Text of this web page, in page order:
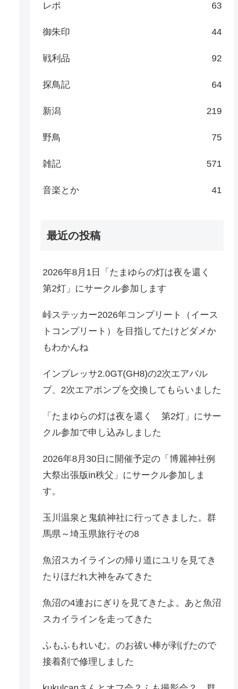
レポ 63
御朱印 44
戦利品 92
探鳥記 64
新潟 219
野鳥 75
雑記 571
音楽とか 41
最近の投稿
2026年8月1日「たまゆらの灯は夜を還く
第2灯」にサークル参加します
峠ステッカー2026年コンプリート（イース
トコンプリート）を目指してたけどダメか
もわかんね
インプレッサ2.0GT(GH8)の2次エアバル
ブ、2次エアポンプを交換してもらいました
「たまゆらの灯は夜を還く 第2灯」にサー
クル参加で申し込みしました
2026年8月30日に開催予定の「博麗神社例
大祭出張版in秩父」にサークル参加しま
す。
玉川温泉と鬼鎮神社に行ってきました。群
馬県～埼玉県旅行その8
魚沼スカイラインの帰り道にユリを見てき
たりほだれ大神をみてきた
魚沼の4連おにぎりを見てきたよ。あと魚沼
スカイラインを走ってきた
ふもふもれいむ。のお祓い棒が剥げたので
接着剤で修理しました